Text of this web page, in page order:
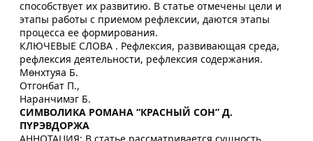
способствует их развитию. В статье отмечены цели и
этапы работы с приемом рефлексии, даются этапы
процесса ее формирования.
КЛЮЧЕВЫЕ СЛОВА . Рефлексия, развивающая среда,
рефлексия деятельности, рефлексия содержания.
Мөнхтуяа Б.
Отгонбат П.,
Наранчимэг Б.
СИМВОЛИКА РОМАНА “КРАСНЫЙ СОН” Д.
ПҮРЭВДОРЖА